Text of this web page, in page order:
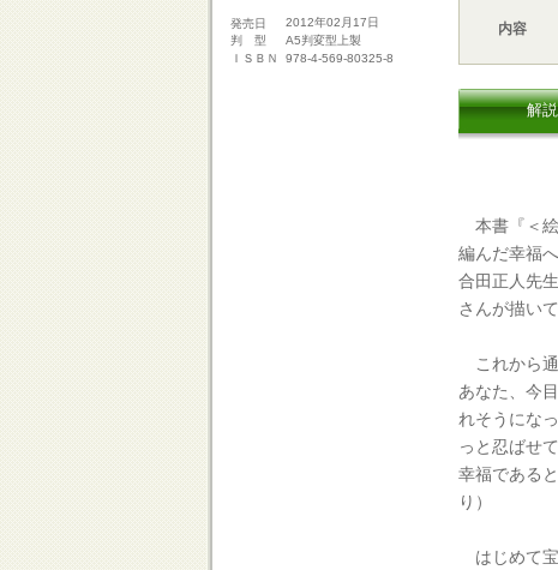
発売日
2012年02月17日
判 型
A5判変型上製
ＩＳＢＮ
978-4-569-80325-8
内容
解説
本書『＜絵
編んだ幸福
合田正人先
さんが描い
これから通
あなた、今
れそうにな
っと忍ばせ
幸福である
り）
はじめて宝